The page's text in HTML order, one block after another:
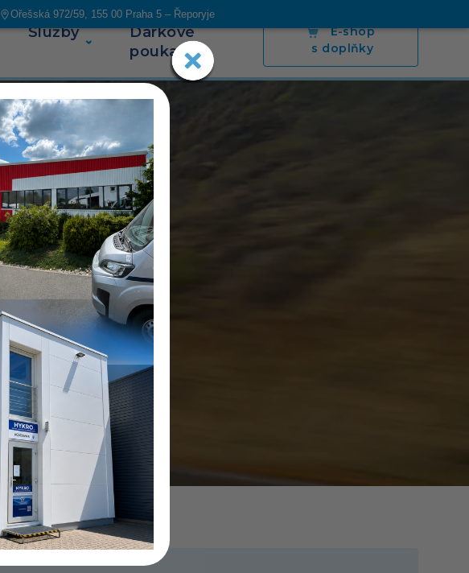
Ořešská 972/59, 155 00 Praha 5 – Řeporyje
Blog Napsali o nás Poradíme Kontakt
Služby
Dárkové
poukazy
E-shop
s doplňky